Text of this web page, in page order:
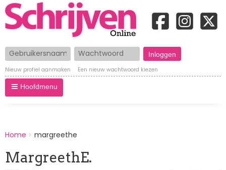
Gebruikersnaam Wachtwoord
Nieuw profiel aanmaken Een nieuw wachtwoord kiezen
Hoofdmenu
BREADCRUMBS
You
here:
Home margreethe
MargreethE.